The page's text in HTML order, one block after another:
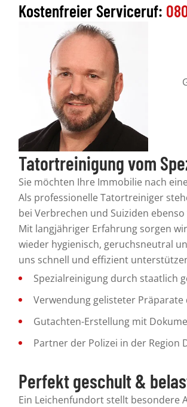
Kostenfreier Serviceruf:
Tatortreinigung vom
Sie möchten Ihre Immobilie nach
Als professionelle Tatortreiniger
bei Verbrechen und Suiziden
Mit langjähriger Erfahrungsorgen
wieder hygienisch, geruchsneutral
uns schnell und effizient
Spezialreinigung durch staatlich
Verwendung gelisteter Präparate
Gutachten-Erstellung mit
Partner der Polizei in der Region
Perfekt geschult &
Ein Leichenfundort stellt besondere